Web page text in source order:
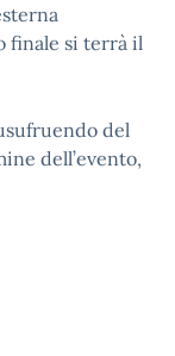
finale si terrà il
del
dell’evento,